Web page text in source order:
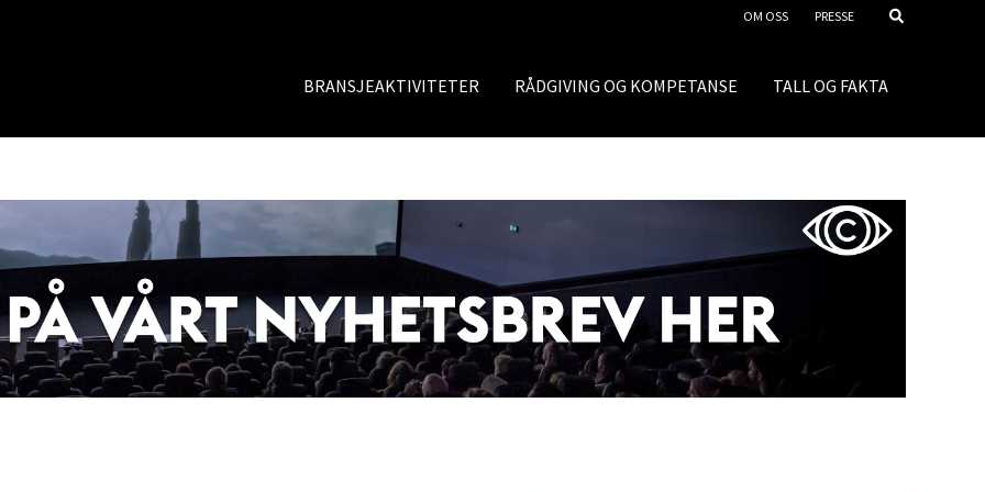
OM OSS PRESSE
BRANSJEAKTIVITETER RÅDGIVING OG KOMPETANSE TALL OG FAKTA